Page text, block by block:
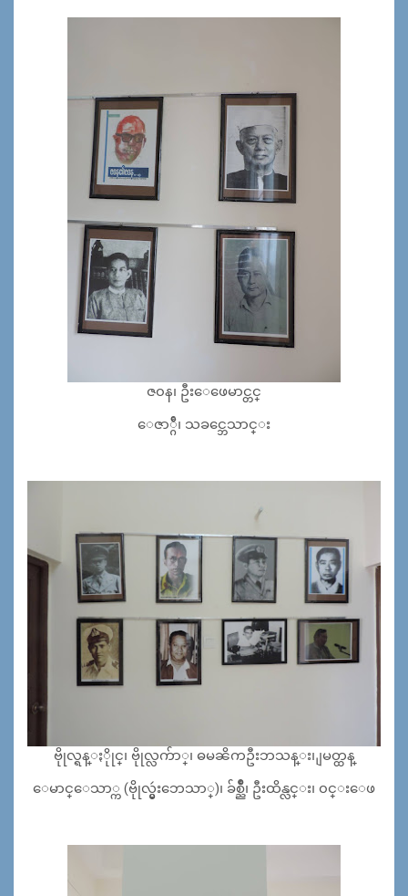
ဇ၀န၊ ဦးေဖေမာင္တင္
ေဇာ္ဂ်ီ၊ သခင္ဘေသာင္း
ဗိုုလ္ရန္ႏိုုင္၊ ဗိုုလ္လက်ာ္၊ ဓမၼိကဦးဘသန္း၊ ျမတ္ထန္
ေမာင္ေသာ္က (ဗိုုလ္မွဴးဘေသာ္)၊ ခ်စ္ညိဳ၊ ဦးထိန္လင္း၊ ၀င္းေဖ